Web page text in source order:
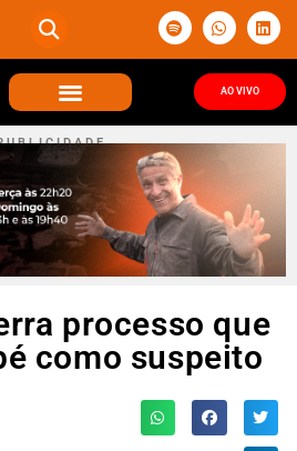
AO VIVO
U B L I C I D A D E
processo que
como suspeito